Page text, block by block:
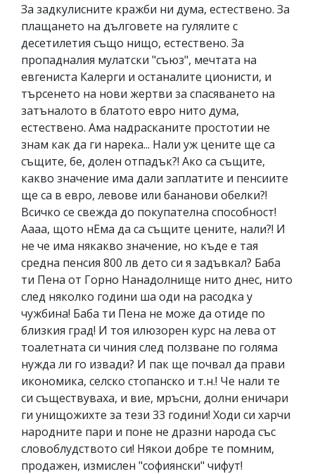
За задкулисните кражби ни дума, естествено. За
плащането на дълговете на гулялите с
десетилетия също нищо, естествено. За
пропадналия мулатски "съюз", мечтата на
евгениста Калерги и останалите ционисти, и
търсенето на нови жертви за спасяването на
затъналото в блатото евро нито дума,
естествено. Ама надрасканите простотии не
знам как да ги нарека... Нали уж цените ще са
същите, бе, долен отпадък?! Ако са същите,
какво значение има дали заплатите и пенсиите
ще са в евро, левове или бананови обелки?!
Всичко се свежда до покупателна способност!
Аааа, щото нЕма да са същите цените, нали?! И
не че има някакво значение, но къде е тая
средна пенсия 800 лв дето си я задъвкал? Баба
ти Пена от Горно Нанадолнище нито днес, нито
след няколко години ша оди на расодка у
чужбина! Баба ти Пена не може да отиде по
близкия град! И тоя илюзорен курс на лева от
тоалетната си чиния след ползване по голяма
нужда ли го извади? И пак ще почвал да прави
икономика, селско стопанско и т.н.! Че нали те
си съществуваха, и вие, мръсни, долни еничари
ги унищожихте за тези 33 години! Ходи си харчи
народните пари и поне не дразни народа със
словоблудството си! Някои добре те помним,
продажен, измислен "софиянски" чифут!